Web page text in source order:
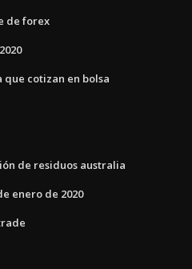
de forex
que cotizan en bolsa
de residuos australia
enero de 2020